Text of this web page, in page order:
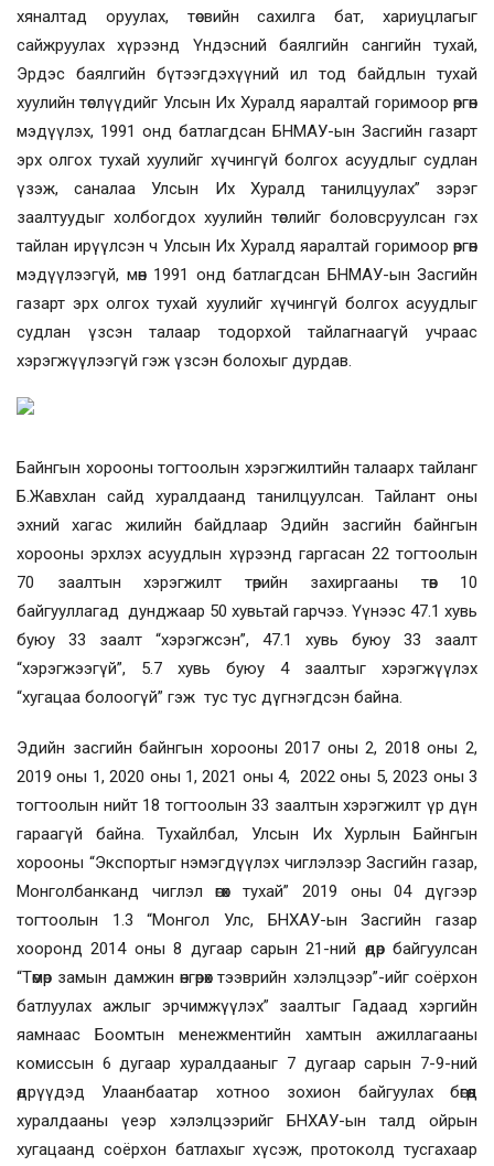
хяналтад оруулах, төсвийн сахилга бат, хариуцлагыг
сайжруулах хүрээнд Үндэсний баялгийн сангийн тухай,
Эрдэс баялгийн бүтээгдэхүүний ил тод байдлын тухай
хуулийн төслүүдийг Улсын Их Хуралд яаралтай горимоор өргөн
мэдүүлэх, 1991 онд батлагдсан БНМАУ-ын Засгийн газарт
эрх олгох тухай хуулийг хүчингүй болгох асуудлыг судлан
үзэж, саналаа Улсын Их Хуралд танилцуулах” зэрэг
заалтуудыг холбогдох хуулийн төслийг боловсруулсан гэх
тайлан ирүүлсэн ч Улсын Их Хуралд яаралтай горимоор өргөн
мэдүүлээгүй, мөн 1991 онд батлагдсан БНМАУ-ын Засгийн
газарт эрх олгох тухай хуулийг хүчингүй болгох асуудлыг
судлан үзсэн талаар тодорхой тайлагнаагүй учраас
хэрэгжүүлээгүй гэж үзсэн болохыг дурдав.
Байнгын хорооны тогтоолын хэрэгжилтийн талаарх тайланг
Б.Жавхлан сайд хуралдаанд танилцуулсан. Тайлант оны
эхний хагас жилийн байдлаар Эдийн засгийн байнгын
хорооны эрхлэх асуудлын хүрээнд гаргасан 22 тогтоолын
70 заалтын хэрэгжилт төрийн захиргааны төв 10
байгууллагад дунджаар 50 хувьтай гарчээ. Үүнээс 47.1 хувь
буюу 33 заалт “хэрэгжсэн”, 47.1 хувь буюу 33 заалт
“хэрэгжээгүй”, 5.7 хувь буюу 4 заалтыг хэрэгжүүлэх
“хугацаа болоогүй” гэж тус тус дүгнэгдсэн байна.
Эдийн засгийн байнгын хорооны 2017 оны 2, 2018 оны 2,
2019 оны 1, 2020 оны 1, 2021 оны 4, 2022 оны 5, 2023 оны 3
тогтоолын нийт 18 тогтоолын 33 заалтын хэрэгжилт үр дүн
гараагүй байна. Тухайлбал, Улсын Их Хурлын Байнгын
хорооны “Экспортыг нэмэгдүүлэх чиглэлээр Засгийн газар,
Монголбанканд чиглэл өгөх тухай” 2019 оны 04 дүгээр
тогтоолын 1.3 “Монгол Улс, БНХАУ-ын Засгийн газар
хооронд 2014 оны 8 дугаар сарын 21-ний өдөр байгуулсан
“Төмөр замын дамжин өнгөрөх тээврийн хэлэлцээр”-ийг соёрхон
батлуулах ажлыг эрчимжүүлэх” заалтыг Гадаад хэргийн
яамнаас Боомтын менежментийн хамтын ажиллагааны
комиссын 6 дугаар хуралдааныг 7 дугаар сарын 7-9-ний
өдрүүдэд Улаанбаатар хотноо зохион байгуулах бөгөөд
хуралдааны үеэр хэлэлцээрийг БНХАУ-ын талд ойрын
хугацаанд соёрхон батлахыг хүсэж, протоколд тусгахаар